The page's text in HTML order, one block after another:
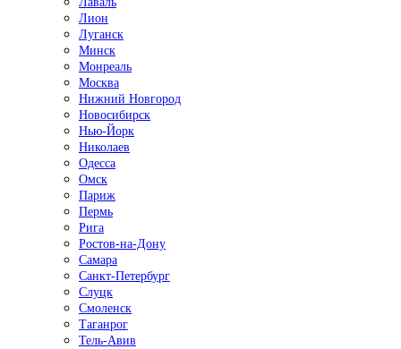
Лион
Луганск
Минск
Монреаль
Москва
Нижний Новгород
Новосибирск
Нью-Йорк
Николаев
Одесса
Омск
Париж
Пермь
Рига
Ростов-на-Дону
Самара
Санкт-Петербург
Слуцк
Смоленск
Таганрог
Тель-Авив